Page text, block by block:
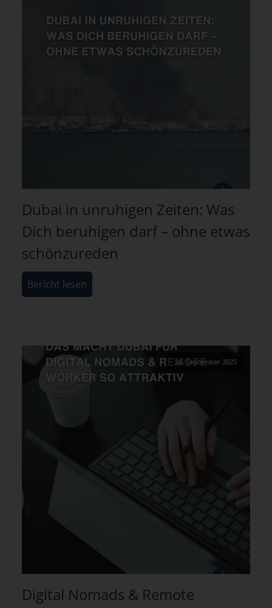
Dubai in unruhigen Zeiten: Was
Dich beruhigen darf – ohne etwas
schönzureden
Bericht lesen
26. September 2025
Digital Nomads & Remote